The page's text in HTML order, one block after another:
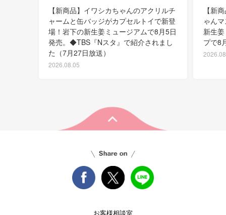
【新商品】イワシカちゃんのアクリルチ
ャームと缶バッジがカプセルトイで新登
場！岩下の新生姜ミュージアムで8月5日
発売。◆TBS『Nスタ』で紹介されまし
た（7月27日放送）
2026.08.05
【新
ゃん
新生
プで8
お客様相談室